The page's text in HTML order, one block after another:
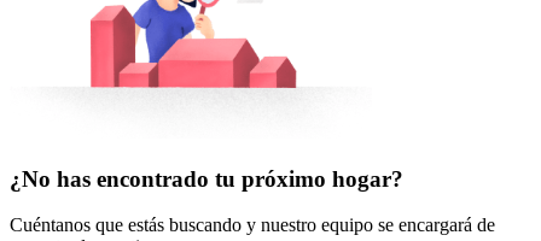
¿No has encontrado tu próximo hogar?
Cuéntanos que estás buscando y nuestro equipo se encargará de